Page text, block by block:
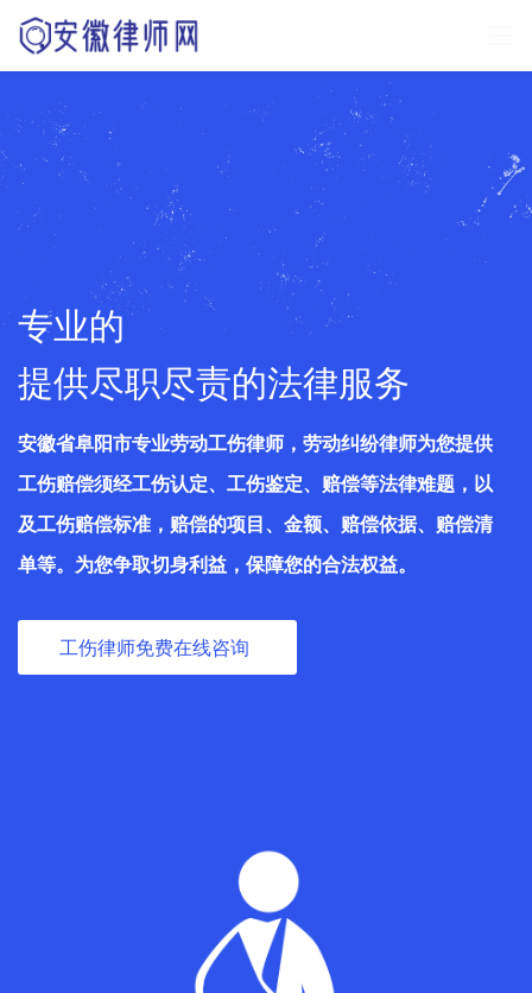
专业的
提供尽职尽责的法律服务
安徽省阜阳市专业劳动工伤律师，劳动纠纷律师为您提供
工伤赔偿须经工伤认定、工伤鉴定、赔偿等法律难题，以
及工伤赔偿标准，赔偿的项目、金额、赔偿依据、赔偿清
单等。为您争取切身利益，保障您的合法权益。
工伤律师免费在线咨询